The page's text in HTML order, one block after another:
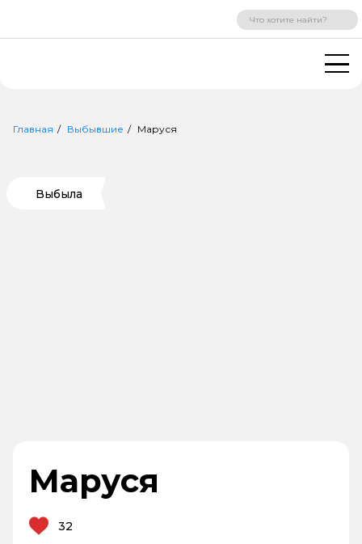
ВХОД РЕГИСТРАЦИЯ
Главная Выбывшие Маруся
Выбыла
Маруся
32